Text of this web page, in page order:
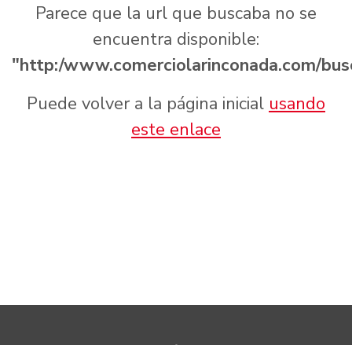
Parece que la url que buscaba no se
encuentra disponible:
"http:/www.comerciolarinconada.com/
Puede volver a la página inicial usando
este enlace